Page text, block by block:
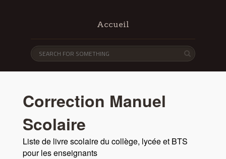
Accueil
Correction Manuel
Scolaire
Liste de livre scolaire du collège, lycée et BTS
pour les enseignants